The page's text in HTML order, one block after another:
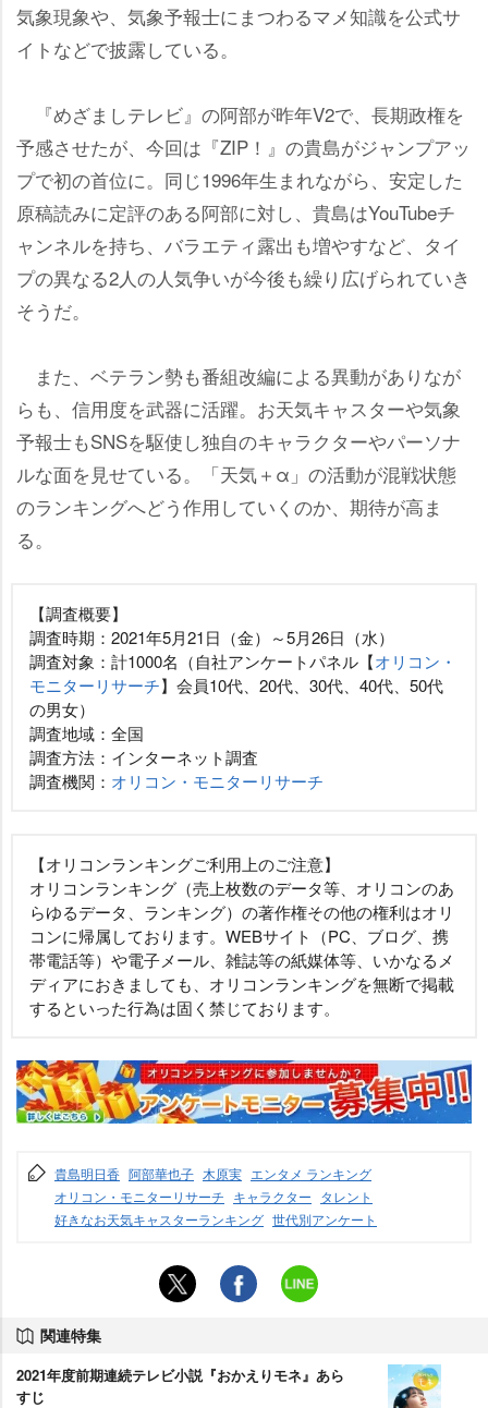
気象現象や、気象予報士にまつわるマメ知識を公式サ
イトなどで披露している。
『めざましテレビ』の阿部が昨年V2で、長期政権を
予感させたが、今回は『ZIP！』の貴島がジャンプアッ
プで初の首位に。同じ1996年生まれながら、安定した
原稿読みに定評のある阿部に対し、貴島はYouTubeチ
ャンネルを持ち、バラエティ露出も増やすなど、タイ
プの異なる2人の人気争いが今後も繰り広げられていき
そうだ。
また、ベテラン勢も番組改編による異動がありなが
らも、信用度を武器に活躍。お天気キャスターや気象
予報士もSNSを駆使し独自のキャラクターやパーソナ
ルな面を見せている。「天気＋α」の活動が混戦状態
のランキングへどう作用していくのか、期待が高ま
る。
【調査概要】
調査時期：2021年5月21日（金）～5月26日（水）
調査対象：計1000名（自社アンケートパネル【オリコン・
モニターリサーチ】会員10代、20代、30代、40代、50代
の男女）
調査地域：全国
調査方法：インターネット調査
調査機関： オリコン・モニターリサーチ
【オリコンランキングご利用上のご注意】
オリコンランキング（売上枚数のデータ等、オリコンのあ
らゆるデータ、ランキング）の著作権その他の権利はオリ
コンに帰属しております。WEBサイト（PC、ブログ、携
帯電話等）や電子メール、雑誌等の紙媒体等、いかなるメ
ディアにおきましても、オリコンランキングを無断で掲載
するといった行為は固く禁じております。
貴島明日香 阿部華也子 木原実 エンタメ ランキング
オリコン・モニターリサーチ キャラクター タレント
好きなお天気キャスターランキング 世代別アンケート
関連特集
2021年度前期連続テレビ小説『おかえりモネ』あら
すじ